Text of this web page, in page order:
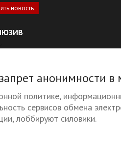
новость
анонимности в
политике,
сервисов обмена
лоббируют силовики.